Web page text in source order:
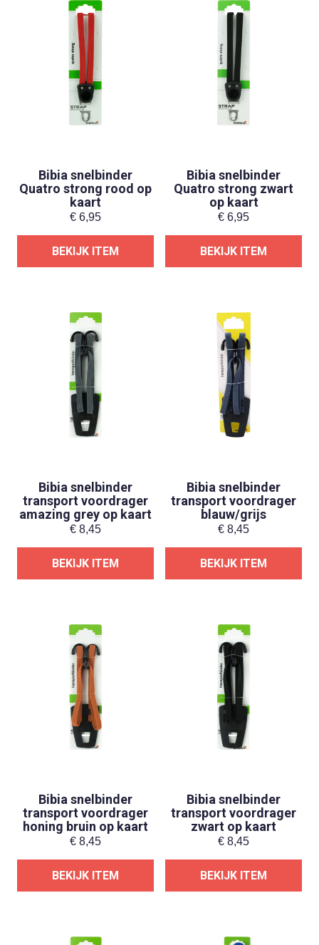
Bibia snelbinder
Quatro strong rood op
kaart
€ 6,95
BEKIJK ITEM
Bibia snelbinder
Quatro strong zwart
op kaart
€ 6,95
BEKIJK ITEM
Bibia snelbinder
transport voordrager
amazing grey op kaart
€ 8,45
BEKIJK ITEM
Bibia snelbinder
transport voordrager
blauw/grijs
€ 8,45
BEKIJK ITEM
Bibia snelbinder
transport voordrager
honing bruin op kaart
€ 8,45
BEKIJK ITEM
Bibia snelbinder
transport voordrager
zwart op kaart
€ 8,45
BEKIJK ITEM